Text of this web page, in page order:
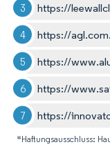
https://
https://
https://
https://
https://
*Haftungsausschluss: